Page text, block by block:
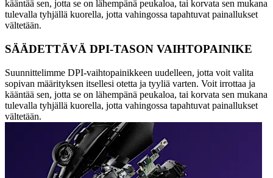
kääntää sen, jotta se on lähempänä peukaloa, tai korvata sen mukana
tulevalla tyhjällä kuorella, jotta vahingossa tapahtuvat painallukset
vältetään.
SÄÄDETTÄVÄ DPI-TASON VAIHTOPAINIKE
Suunnittelimme DPI-vaihtopainikkeen uudelleen, jotta voit valita
sopivan määrityksen itsellesi otetta ja tyyliä varten. Voit irrottaa ja
kääntää sen, jotta se on lähempänä peukaloa, tai korvata sen mukana
tulevalla tyhjällä kuorella, jotta vahingossa tapahtuvat painallukset
vältetään.